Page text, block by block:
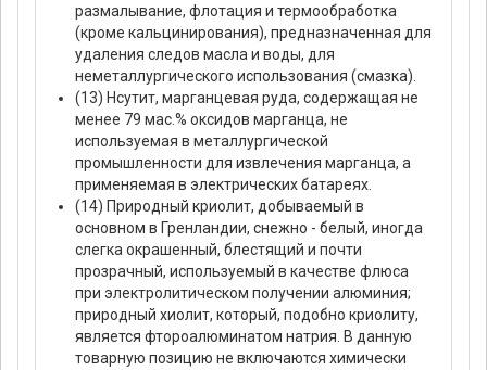
размалывание, флотация и термообработка
(кроме кальцинирования), предназначенная для
удаления следов масла и воды, для
неметаллургического использования (смазка).
(13) Нсутит, марганцевая руда, содержащая не
менее 79 мас.% оксидов марганца, не
используемая в металлургической
промышленности для извлечения марганца, а
применяемая в электрических батареях.
(14) Природный криолит, добываемый в
основном в Гренландии, снежно - белый, иногда
слегка окрашенный, блестящий и почти
прозрачный, используемый в качестве флюса
при электролитическом получении алюминия;
природный хиолит, который, подобно криолиту,
является фтороалюминатом натрия. В данную
товарную позицию не включаются химически